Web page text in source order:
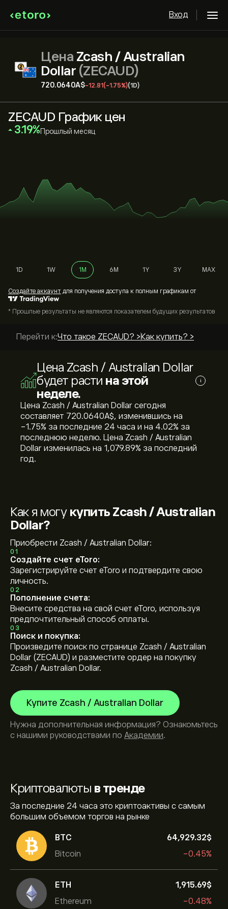
Вход
Цена Zcash / Australian
Dollar (ZECAUD)
720.0640‎A$‎-12.81 (-1.75%)(1D)
Криптовалюты в тренде
За последние 24 часа это криптоактивы с самым
большим объемом торгов на рынке
BTC
Bitcoin
64,929.32‎$‎
-0.45%
ETH
Ethereum
1,915.69‎$‎
-0.48%
ZECAUD График цен
‎3.19‎ Прошлый месяц
1D 1W 1M 6M 1Y 3Y MAX
Cоздайте аккаунт для получения доступа к полным графикам от
* Прошлые результаты не являются показателем будущих результатов
Перейти к:Что такое ZECAUD? > Как купить? >
Цена Zcash / Australian Dollar
будет расти на этой
неделе.
i
Цена Zcash / Australian Dollar сегодня
составляет 720.0640‎A$‎, изменившись на
‎-1.75‎% за последние 24 часа и на ‎4.02‎% за
последнюю неделю. Цена Zcash / Australian
Dollar изменилась на ‎1,079.89‎% за последний
год.
Как я могу купить Zcash / Australian
Dollar?
Приобрести Zcash / Australian Dollar:
01
Создайте счет eToro:
Зарегистрируйте счет eToro и подтвердите свою
личность.
02
Пополнение счета:
Внесите средства на свой счет eToro, используя
предпочтительный способ оплаты.
03
Поиск и покупка:
Произведите поиск по странице Zcash / Australian
Dollar (ZECAUD) и разместите ордер на покупку
Zcash / Australian Dollar.
Купите Zcash / Australian Dollar
Нужна дополнительная информация? Ознакомьтесь
с нашими руководствами по Академии.